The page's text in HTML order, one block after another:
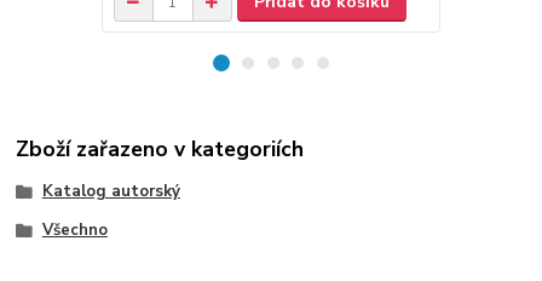
Zboží zařazeno v kategoriích
Katalog autorský
Všechno